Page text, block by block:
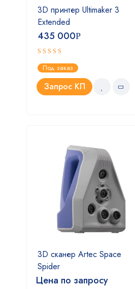
3D принтер Ultimaker 3
Extended
435 000Р
Оценка
5.00из 5
Под заказ
Запрос КП
3D сканер Artec Space
Spider
Цена по запросу